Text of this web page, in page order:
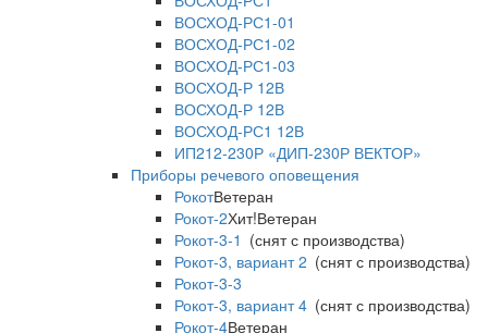
ВОСХОД-РС1-01
ВОСХОД-РС1-02
ВОСХОД-РС1-03
ВОСХОД-Р 12В
ВОСХОД-Р 12В
ВОСХОД-РС1 12В
ИП212-230Р «ДИП-230Р ВЕКТОР»
Приборы речевого оповещения
РокотВетеран
Рокот-2Хит!Ветеран
Рокот-3-1 (снят с производства)
Рокот-3, вариант 2 (снят с производства)
Рокот-3-3
Рокот-3, вариант 4 (снят с производства)
Рокот-4Ветеран